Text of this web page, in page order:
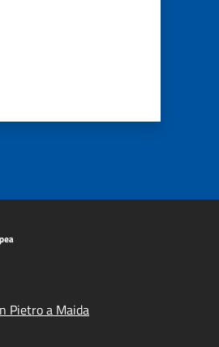
Pietro a Maida